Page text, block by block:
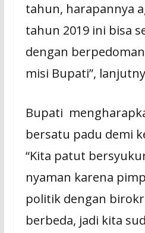
tahun, harapannya
tahun 2019 ini bisa
dengan
misi Bupati”,
Bupati
bersatu padu demi
“Kita patut
nyaman karena
politik dengan
berbeda, jadi kita